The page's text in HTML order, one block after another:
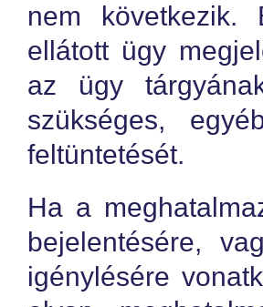
nem következik.
ellátott ügy
az ügy
szükséges,
feltüntetését.
Ha a
bejelentésére,
igénylésére